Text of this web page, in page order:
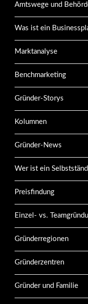
Amtswege und
Was ist ein
Marktanalyse
Benchmarketing
Gründer-Storys
Kolumnen
Gründer-News
Wer ist ein
Preisfindung
Einzel- vs.
Gründerregionen
Gründerzentren
Gründer und Familie